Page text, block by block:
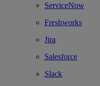
ServiceNow
Freshworks
Jira
Salesforce
Slack